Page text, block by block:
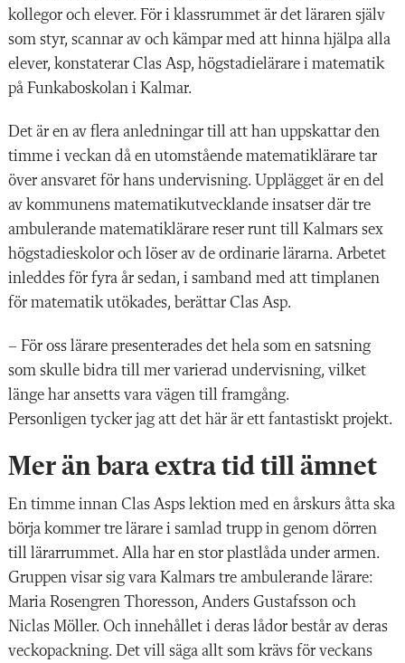
kollegor och elever. För i klassrummet är det läraren själv
som styr, scannar av och kämpar med att hinna hjälpa alla
elever, konstaterar Clas Asp, högstadielärare i matematik
på Funkaboskolan i Kalmar.
Det är en av flera anledningar till att han uppskattar den
timme i veckan då en utomstående matematiklärare tar
över ansvaret för hans undervisning. Upplägget är en del
av kommunens matematikutvecklande insatser där tre
ambulerande matematik­lärare reser runt till Kalmars sex
högstadieskolor och löser av de ordinarie lärarna. Arbetet
inleddes för fyra år sedan, i samband med att timplanen
för matematik utökades, berättar Clas Asp.
– För oss lärare presenterades det hela som en satsning
som skulle bidra till mer varierad undervisning, vilket
länge har ansetts vara vägen till framgång.
Personligen tycker jag att det här är ett fantastiskt projekt.
Mer än bara extra tid till ämnet
En timme innan Clas Asps lektion med en årskurs åtta ska
börja kommer tre lärare i samlad trupp in genom dörren
till lärarrummet. Alla har en stor plastlåda under armen.
Gruppen visar sig vara Kalmars tre ambulerande lärare:
Maria Rosengren Thoresson, Anders Gustafsson och
Niclas Möller. Och innehållet i deras lådor består av deras
veckopackning. Det vill säga allt som krävs för veckans